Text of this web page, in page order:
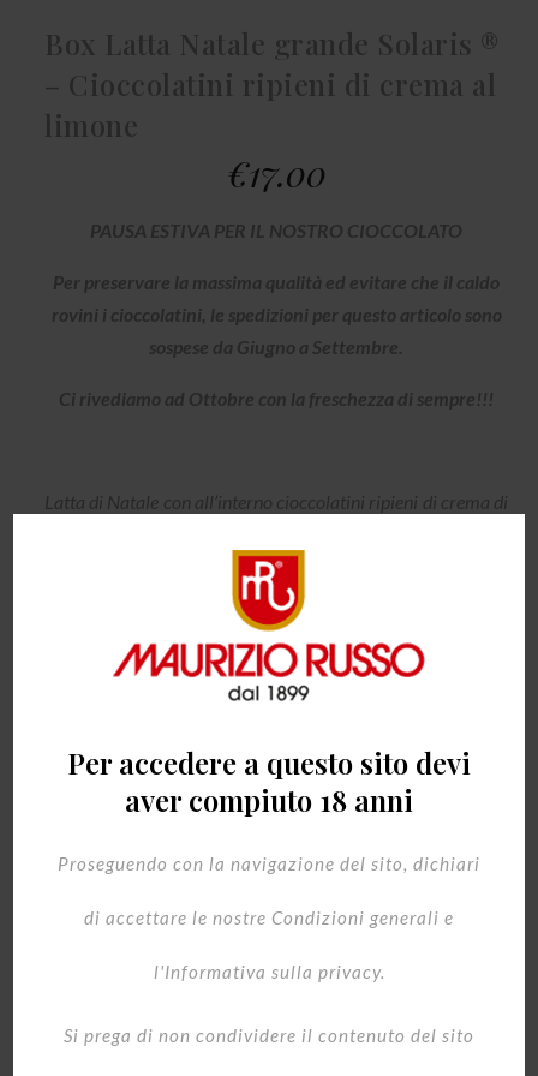
Per accedere a questo sito devi
aver compiuto 18 anni
Proseguendo con la navigazione del sito, dichiari
di accettare le nostre Condizioni generali e
l'Informativa sulla privacy.
Si prega di non condividere il contenuto del sito
Box Latta Natale grande Solaris ®
– Cioccolatini ripieni di crema al
limone
€17.00
PAUSA ESTIVA PER IL NOSTRO CIOCCOLATO
Per preservare la massima qualità ed evitare che il caldo
rovini i cioccolatini, le spedizioni per questo articolo sono
sospese da Giugno a Settembre.
Ci rivediamo ad Ottobre con la freschezza di sempre!!!
Latta di Natale con all’interno cioccolatini ripieni di crema di
Tutte le latte possono essere personalizzate con altre
immagini e possono essere confezionate con qualsiasi gusto
CODICE ARTICOLO
Acquista